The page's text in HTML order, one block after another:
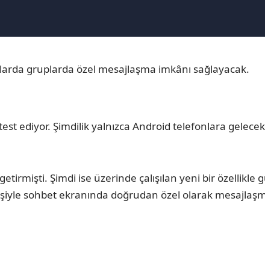
gruplarda özel mesajlaşma imkânı sağlayacak.
ediyor. Şimdilik yalnızca Android telefonlara
Şimdi ise üzerinde çalışılan yeni bir özellikle
sohbet ekranında doğrudan özel olarak